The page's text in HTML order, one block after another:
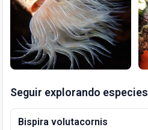
Seguir explorando especies
Bispira volutacornis